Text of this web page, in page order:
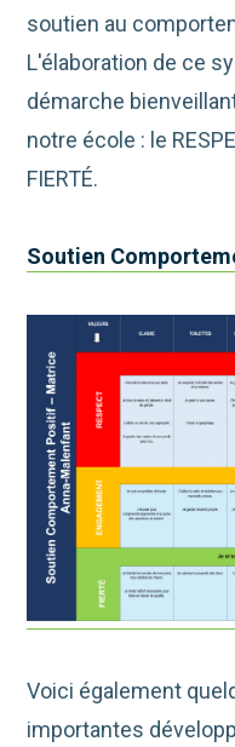
soutien au
L'élaboration de ce
démarche
notre école : le
FIERTÉ.
Soutien
Voici également
importantes